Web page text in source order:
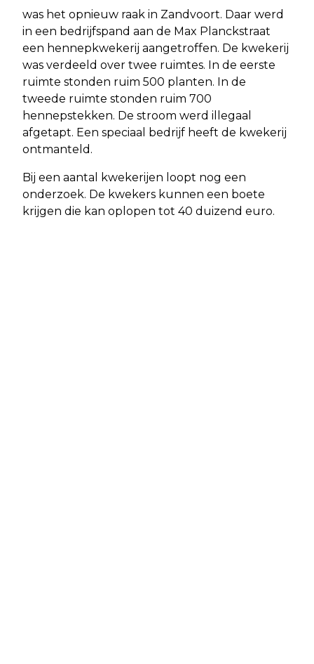
was het opnieuw raak in Zandvoort. Daar werd
in een bedrijfspand aan de Max Planckstraat
een hennepkwekerij aangetroffen. De kwekerij
was verdeeld over twee ruimtes. In de eerste
ruimte stonden ruim 500 planten. In de
tweede ruimte stonden ruim 700
hennepstekken. De stroom werd illegaal
afgetapt. Een speciaal bedrijf heeft de kwekerij
ontmanteld.
Bij een aantal kwekerijen loopt nog een
onderzoek. De kwekers kunnen een boete
krijgen die kan oplopen tot 40 duizend euro.